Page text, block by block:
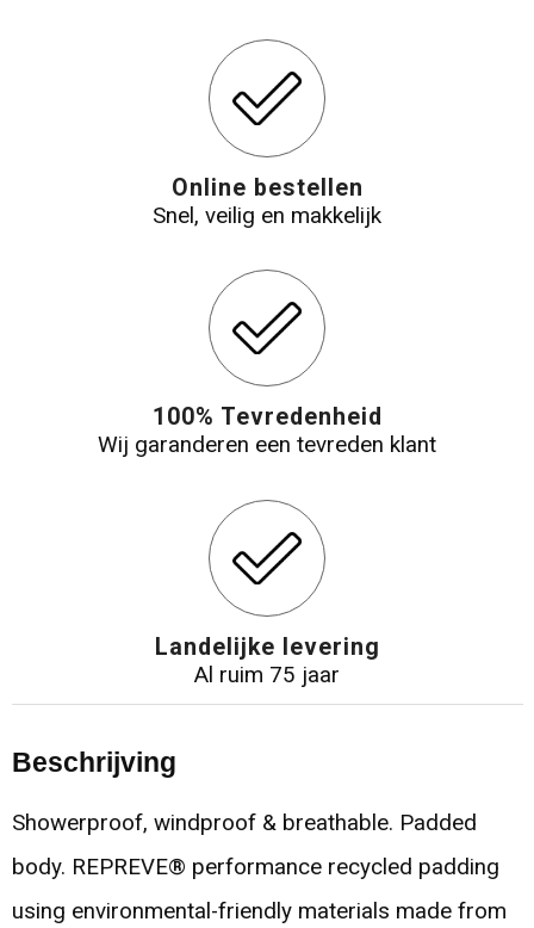
Online bestellen
Snel, veilig en makkelijk
100% Tevredenheid
Wij garanderen een tevreden klant
Landelijke levering
Al ruim 75 jaar
Beschrijving
Showerproof, windproof & breathable. Padded
body. REPREVE® performance recycled padding
using environmental-friendly materials made from